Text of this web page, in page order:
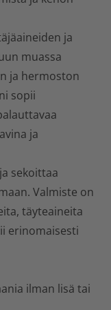
ja
muassa
ja hermoston
sopii
ja
sekoittaa
Valmiste on
täyteaineita
erinomaisesti
ilman lisä tai